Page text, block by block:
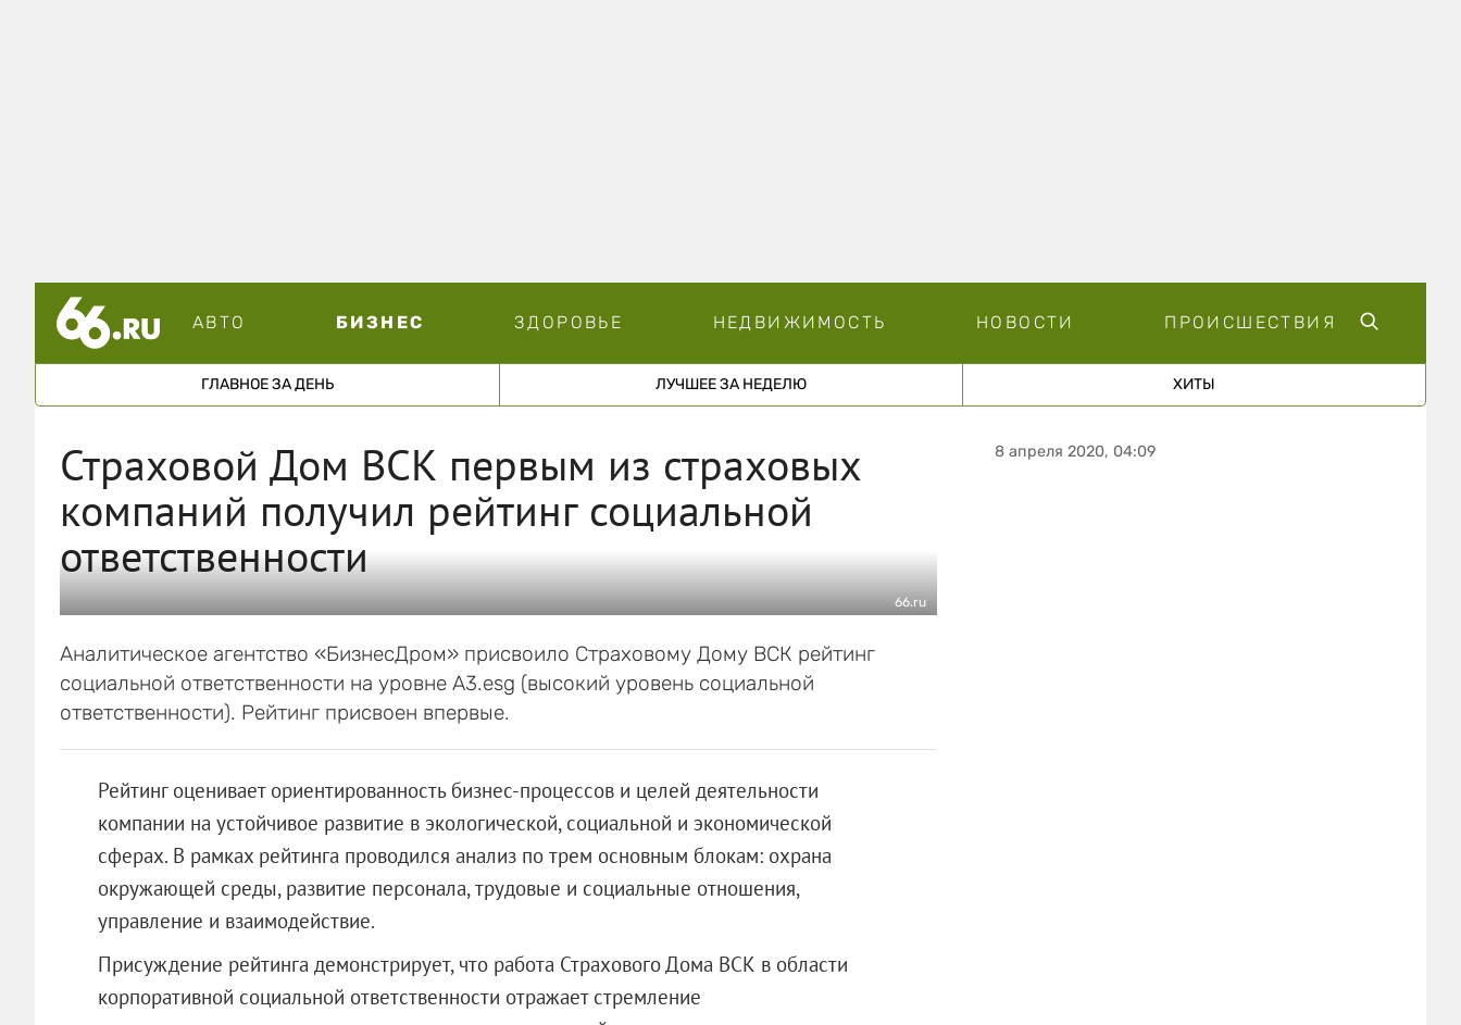
АВТО БИЗНЕС ЗДОРОВЬЕ НЕДВИЖИМОСТЬ НОВОСТИ ПРОИСШЕСТВИЯ
ГЛАВНОЕ ЗА ДЕНЬ ЛУЧШЕЕ ЗА НЕДЕЛЮ ХИТЫ
Страховой Дом ВСК первым из страховых
компаний получил рейтинг социальной
ответственности
66.ru
Аналитическое агентство «БизнесДром» присвоило Страховому Дому ВСК рейтинг
социальной ответственности на уровне A3.esg (высокий уровень социальной
ответственности). Рейтинг присвоен впервые.
Рейтинг оценивает ориентированность бизнес-процессов и целей деятельности
компании на устойчивое развитие в экологической, социальной и экономической
сферах. В рамках рейтинга проводился анализ по трем основным блокам: охрана
окружающей среды, развитие персонала, трудовые и социальные отношения,
управление и взаимодействие.
Присуждение рейтинга демонстрирует, что работа Страхового Дома ВСК в области
корпоративной социальной ответственности отражает стремление
8 апреля 2020, 04:09